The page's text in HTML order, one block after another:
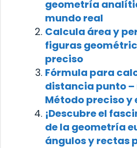
geometría
mundo real
Calcula área y
figuras
preciso
Fórmula para
distancia punto
Método preciso y
¡Descubre el
de la geometría
ángulos y rectas